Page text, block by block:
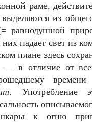
раме,
из
равнодушной
падает свет из
плане здесь
— в отличие от
времени
. Употребление
к огню